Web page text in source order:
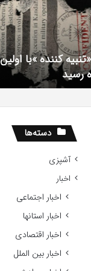
شهریور 1, 1396
2017
دسته‌ها
آشپزی
اخبار
اخبار اجتماعی
اخبار استانها
اخبار اقتصادی
اخبار بین الملل